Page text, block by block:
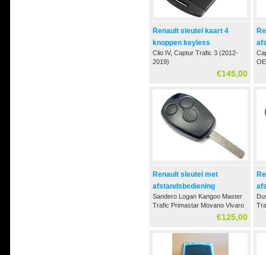
Renault sleutel kaart 4
knoppen keyless
Clio IV, Captur Trafic 3 (2012-
2019)
€145,00
Renault sleutel met
afstandsbediening
Sandero Logan Kangoo Master
Trafic Primastar Movano Vivaro
€125,00